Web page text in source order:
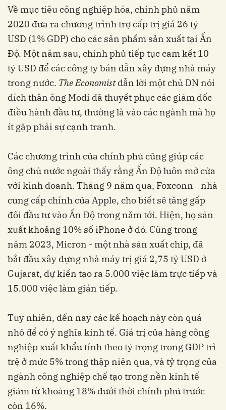
Về mục tiêu công nghiệp hóa, chính phủ năm
2020 đưa ra chương trình trợ cấp trị giá 26 tỷ
USD (1% GDP) cho các sản phẩm sản xuất tại Ấn
Độ. Một năm sau, chính phủ tiếp tục cam kết 10
tỷ USD để các công ty bán dẫn xây dựng nhà máy
trong nước. The Economistdẫn lời một chủ DN nói
đích thân ông Modi đã thuyết phục các giám đốc
điều hành đầu tư, thường là vào các ngành mà họ
ít gặp phải sự cạnh tranh.
Các chương trình của chính phủ cũng giúp các
ông chủ nước ngoài thấy rằng Ấn Độ luôn mở cửa
với kinh doanh. Tháng 9 năm qua, Foxconn - nhà
cung cấp chính của Apple, cho biết sẽ tăng gấp
đôi đầu tư vào Ấn Độ trong năm tới. Hiện, họ sản
xuất khoảng 10% số iPhone ở đó. Cũng trong
năm 2023, Micron - một nhà sản xuất chip, đã
bắt đầu xây dựng nhà máy trị giá 2,75 tỷ USD ở
Gujarat, dự kiến tạo ra 5.000 việc làm trực tiếp và
15.000 việc làm gián tiếp.
Tuy nhiên, đến nay các kế hoạch này còn quá
nhỏ để có ý nghĩa kinh tế. Giá trị của hàng công
nghiệp xuất khẩu tính theo tỷ trọng trong GDP trì
trệ ở mức 5% trong thập niên qua, và tỷ trọng của
ngành công nghiệp chế tạo trong nền kinh tế
giảm từ khoảng 18% dưới thời chính phủ trước
còn 16%.